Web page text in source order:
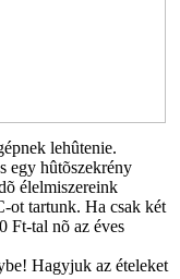
lehûtenie.
egy hûtõszekrény
élelmiszereink
ot tartunk. Ha csak két
Ft-tal nõ az éves
Hagyjuk az ételeket